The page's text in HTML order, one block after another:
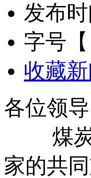
发布
字号【
收藏
各位领
煤炭期
家的共